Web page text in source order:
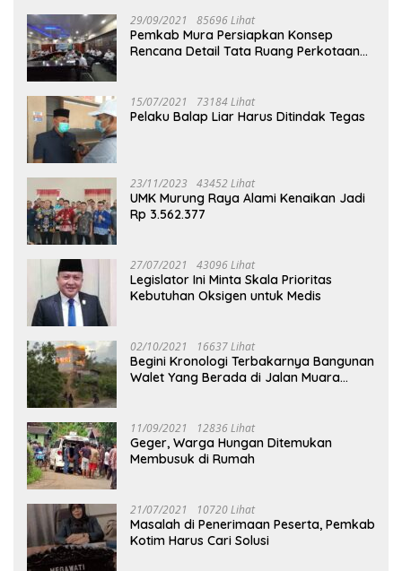
29/09/2021 85696 Lihat
Pemkab Mura Persiapkan Konsep
Rencana Detail Tata Ruang Perkotaan
15/07/2021 73184 Lihat
Pelaku Balap Liar Harus Ditindak Tegas
23/11/2023 43452 Lihat
UMK Murung Raya Alami Kenaikan Jadi
Rp 3.562.377
27/07/2021 43096 Lihat
Legislator Ini Minta Skala Prioritas
Kebutuhan Oksigen untuk Medis
02/10/2021 16637 Lihat
Begini Kronologi Terbakarnya Bangunan
Walet Yang Berada di Jalan Muara
11/09/2021 12836 Lihat
Geger, Warga Hungan Ditemukan
Membusuk di Rumah
21/07/2021 10720 Lihat
Masalah di Penerimaan Peserta, Pemkab
Kotim Harus Cari Solusi